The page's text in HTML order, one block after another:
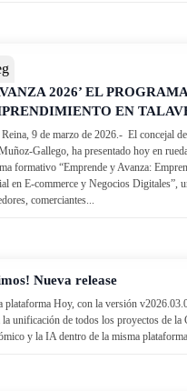
2026’ EL
EN
Reina, 9 de marzo de 2026.- El concejal
Gallego, ha presentado hoy en
formativo “Emprende y Avanza:
en E-commerce y Negocios Digitales”,
comerciantes...
Nueva release
plataforma Hoy, con la versión
la unificación de todos los proyectos de la
y la IA dentro de la misma